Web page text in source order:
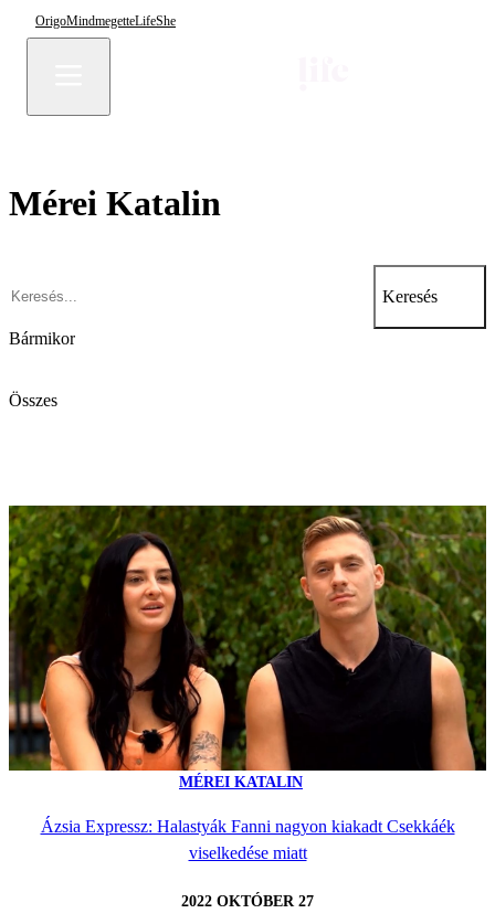
OrigoMindmegetteLifeShe
Mérei Katalin
Keresés
Bármikor
Összes
MÉREI KATALIN
Ázsia Expressz: Halastyák Fanni nagyon kiakadt Csekkáék
viselkedése miatt
2022 OKTÓBER 27